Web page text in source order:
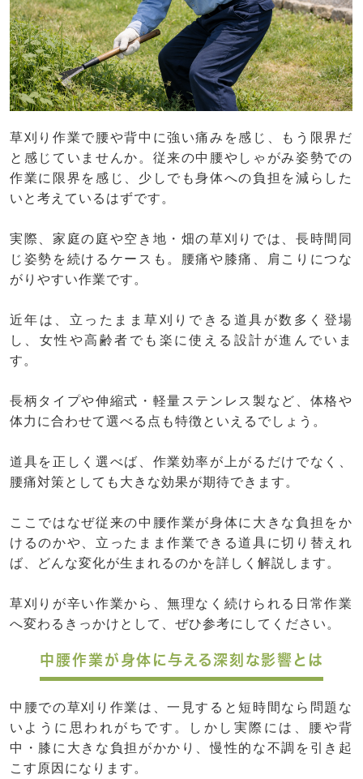
草刈り作業で腰や背中に強い痛みを感じ、もう限界だ
と感じていませんか。従来の中腰やしゃがみ姿勢での
作業に限界を感じ、少しでも身体への負担を減らした
いと考えているはずです。
実際、家庭の庭や空き地・畑の草刈りでは、長時間同
じ姿勢を続けるケースも。腰痛や膝痛、肩こりにつな
がりやすい作業です。
近年は、立ったまま草刈りできる道具が数多く登場
し、女性や高齢者でも楽に使える設計が進んでいま
す。
長柄タイプや伸縮式・軽量ステンレス製など、体格や
体力に合わせて選べる点も特徴といえるでしょう。
道具を正しく選べば、作業効率が上がるだけでなく、
腰痛対策としても大きな効果が期待できます。
ここではなぜ従来の中腰作業が身体に大きな負担をか
けるのかや、立ったまま作業できる道具に切り替えれ
ば、どんな変化が生まれるのかを詳しく解説します。
草刈りが辛い作業から、無理なく続けられる日常作業
へ変わるきっかけとして、ぜひ参考にしてください。
中腰作業が身体に与える深刻な影響とは
中腰での草刈り作業は、一見すると短時間なら問題な
いように思われがちです。しかし実際には、腰や背
中・膝に大きな負担がかかり、慢性的な不調を引き起
こす原因になります。